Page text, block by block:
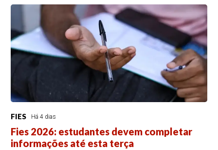
FIES Há 4 dias
Fies 2026: estudantes devem completar
informações até esta terça